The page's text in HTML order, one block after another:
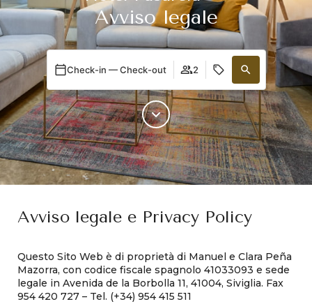
Avviso legale
Check-in — Check-out 2
Avviso legale e Privacy Policy
Questo Sito Web è di proprietà di Manuel e Clara Peña
Mazorra, con codice fiscale spagnolo 41033093 e sede
legale in Avenida de la Borbolla 11, 41004, Siviglia. Fax
954 420 727 – Tel. (+34) 954 415 511